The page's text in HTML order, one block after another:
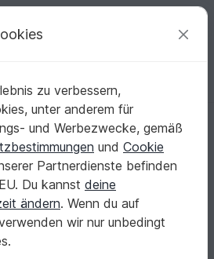
einloggen Kostenlos registrieren
Dreieckstücher
Loop, Schal "Merope"
Loop, Schal
zu verbessern,
unter anderem für
und Werbezwecke, gemäß
und Cookie
Partnerdienste befinden
Du kannst deine
ändern. Wenn du auf
wir nur unbedingt